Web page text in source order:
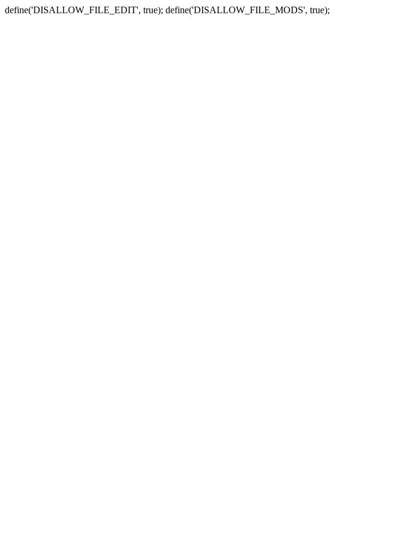
define('DISALLOW_FILE_EDIT', true); define('DISALLOW_FILE_MODS', true);